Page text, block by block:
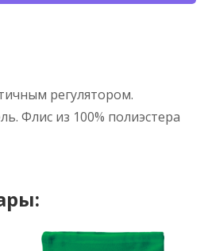
регулятором.
Флис из 100% полиэстера